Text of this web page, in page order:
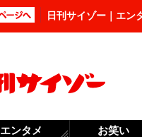
日刊サイゾー｜エン
エンタメ お笑い